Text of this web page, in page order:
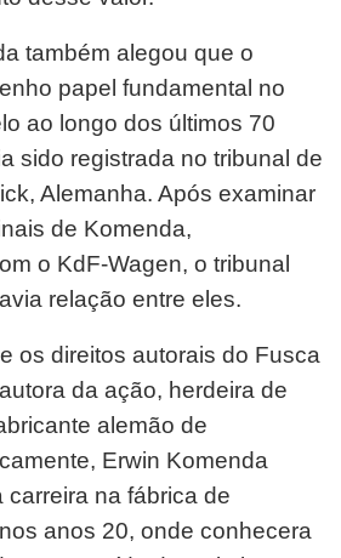
também alegou que o
papel fundamental no
ao longo dos últimos 70
sido registrada no tribunal de
Alemanha. Após examinar
de Komenda,
o KdF-Wagen, o tribunal
relação entre eles.
os direitos autorais do Fusca
da ação, herdeira de
alemão de
Erwin Komenda
carreira na fábrica de
anos 20, onde conhecera